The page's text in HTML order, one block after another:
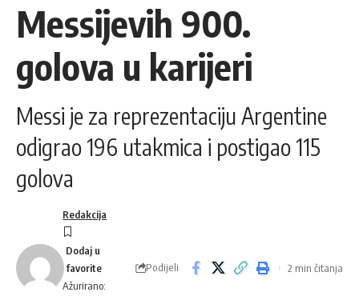
Messijevih 900.
golova u karijeri
Messi je za reprezentaciju Argentine
odigrao 196 utakmica i postigao 115
golova
Ažurirano:
Redakcija
Podijeli 2 min čitanja